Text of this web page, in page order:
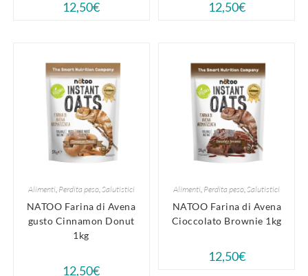
12,50€ 12,50€
Alimenti, Perdita peso,Salutistici
NATOO Farina di Avena
gusto Cinnamon Donut
1kg
12,50€
Alimenti, Perdita peso,Salutistici
NATOO Farina di Avena
Cioccolato Brownie 1kg
12,50€